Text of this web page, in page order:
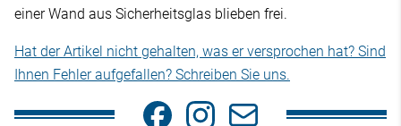
einer Wand aus Sicherheitsglas blieben frei.
Hat der Artikel nicht gehalten, was er versprochen hat? Sind
Ihnen Fehler aufgefallen? Schreiben Sie uns.